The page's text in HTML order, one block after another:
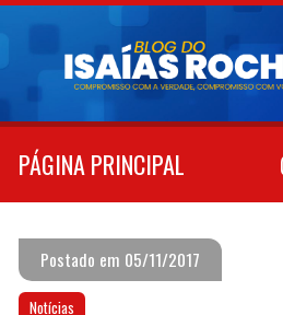
Pular
conteúdo
PÁGINA PRINCIPAL
Postado em 05/11/2017
Notícias